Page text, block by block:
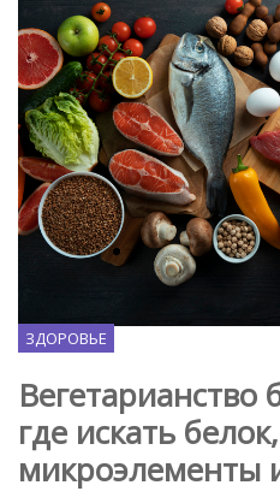
Freepik.com
ЗДОРОВЬЕ
Вегетарианство
где искать белок,
микроэлементы